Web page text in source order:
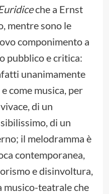
che a Ernst
mentre sono le
componimento a
pubblico e critica:
unanimamente
come musica, per
di un
di un
il melodramma è
contemporanea,
e disinvoltura,
musico-teatrale che